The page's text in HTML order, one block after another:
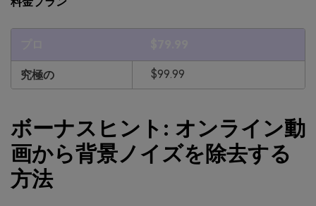
究極の $99.99
ボーナスヒント: オンライン動
画から背景ノイズを除去する
方法